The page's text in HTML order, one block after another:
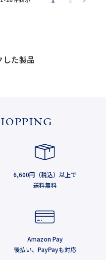
した製品
6,600円（税込）以上で
送料無料
Amazon Pay
後払い、PayPayも対応